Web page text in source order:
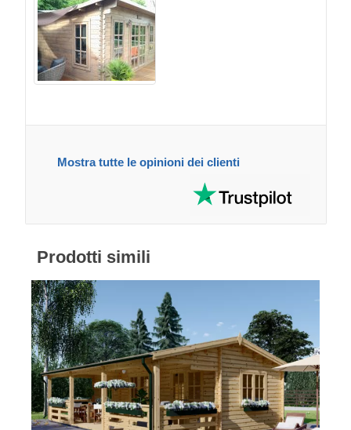
Mostra tutte le opinioni dei clienti
Prodotti simili